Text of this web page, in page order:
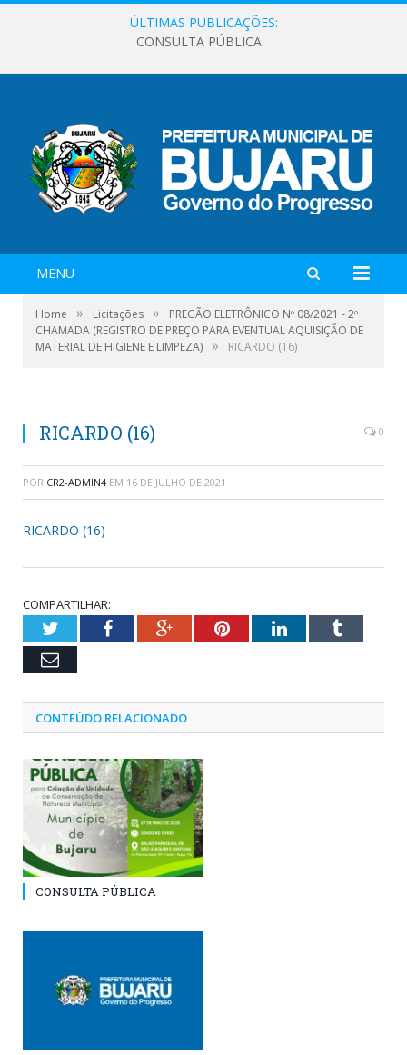
ÚLTIMAS PUBLICAÇÕES:
CONSULTA PÚBLICA
MENU
Home » Licitações »
PREGÃO ELETRÔNICO Nº 08/2021 - 2º
CHAMADA (REGISTRO DE PREÇO PARA EVENTUAL AQUISIÇÃO DE
MATERIAL DE HIGIENE E LIMPEZA) » RICARDO (16)
RICARDO (16) 0
POR CR2-ADMIN4 EM 16 DE JULHO DE 2021
RICARDO (16)
COMPARTILHAR:
TwitterFacebookGoogle+PinterestLinkedInTumblr
Email
CONTEÚDO RELACIONADO
CONSULTA PÚBLICA